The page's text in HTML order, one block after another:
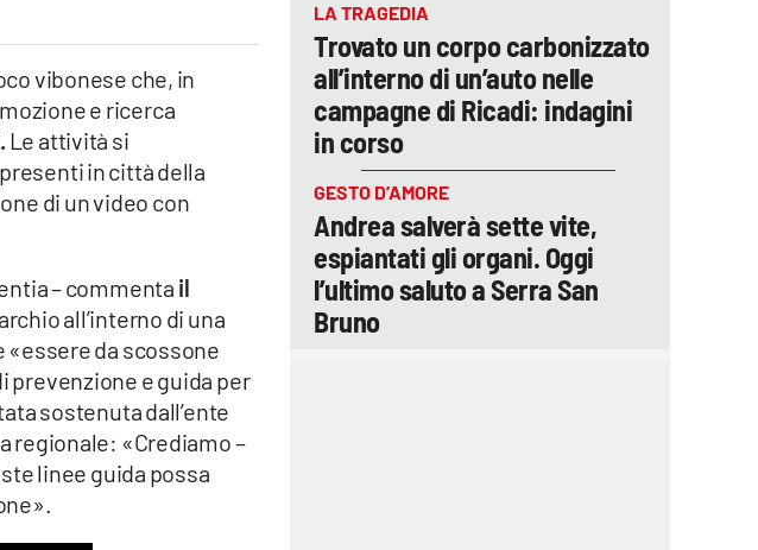
vibonese che, in
e ricerca
Le attività si
in città della
di un video con
– commenta il
all’interno di una
«essere da scossone
prevenzione e guida per
sostenuta dall’ente
regionale: «Crediamo –
linee guida possa
LA TRAGEDIA
Trovato un corpo carbonizzato
all’interno di un’auto nelle
campagne di Ricadi: indagini
in corso
GESTO D’AMORE
Andrea salverà sette vite,
espiantati gli organi. Oggi
l’ultimo saluto a Serra San
Bruno